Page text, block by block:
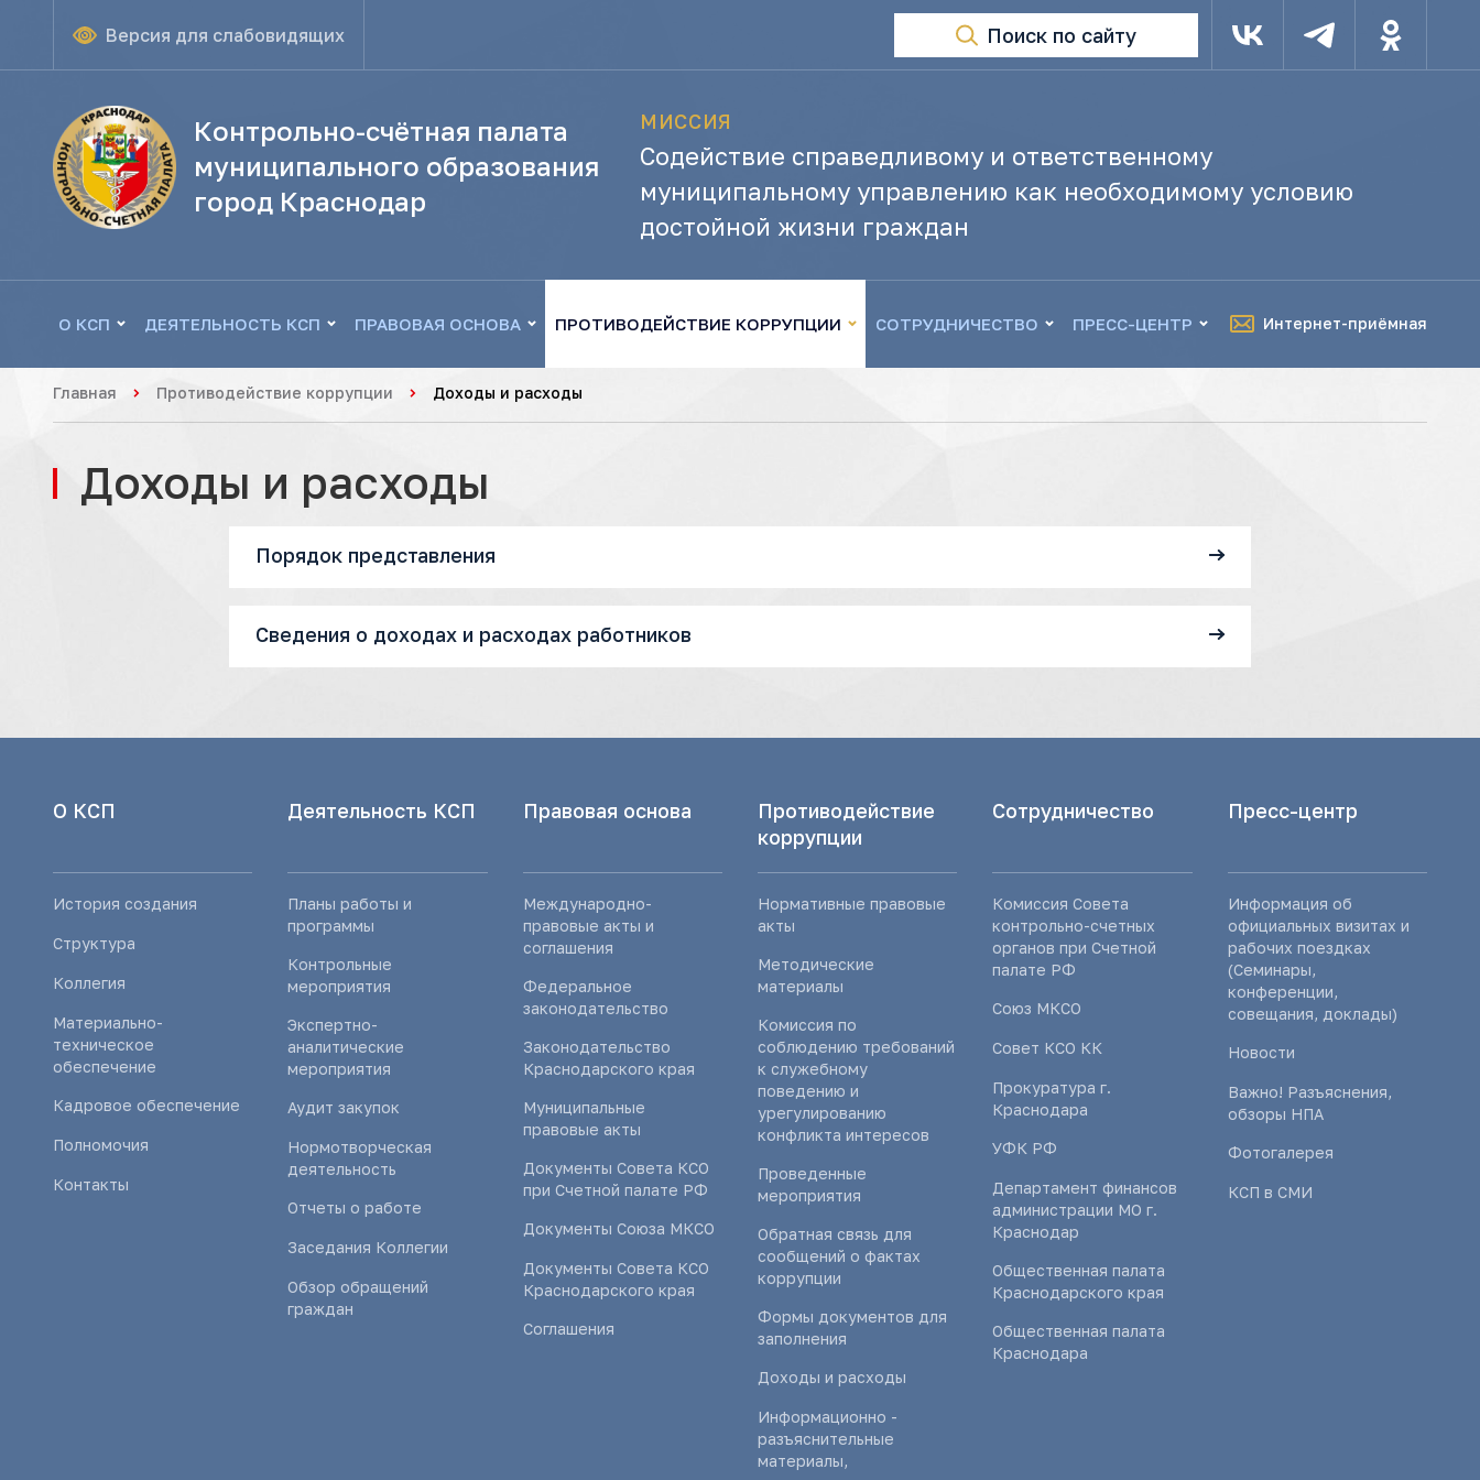
Версия для слабовидящих Поиск по сайту
Контрольно-счётная палата
муниципального образования
город Краснодар
МИССИЯ
Содействие справедливому и ответственному
муниципальному управлению как необходимому условию
достойной жизни граждан
О КСП ДЕЯТЕЛЬНОСТЬ КСП ПРАВОВАЯ ОСНОВА ПРОТИВОДЕЙСТВИЕ КОРРУПЦИИ СОТРУДНИЧЕСТВО ПРЕСС-ЦЕНТР Интернет-приёмная
Главная Противодействие коррупции Доходы и расходы
Доходы и расходы
Порядок представления
Сведения о доходах и расходах работников
О КСП
История создания
Структура
Коллегия
Материально-
техническое
обеспечение
Кадровое обеспечение
Полномочия
Контакты
Деятельность КСП
Планы работы и
программы
Контрольные
мероприятия
Экспертно-
аналитические
мероприятия
Аудит закупок
Нормотворческая
деятельность
Отчеты о работе
Заседания Коллегии
Обзор обращений
граждан
Правовая основа
Международно-
правовые акты и
соглашения
Федеральное
законодательство
Законодательство
Краснодарского края
Муниципальные
правовые акты
Документы Совета КСО
при Счетной палате РФ
Документы Союза МКСО
Документы Совета КСО
Краснодарского края
Соглашения
Противодействие
коррупции
Нормативные правовые
акты
Методические
материалы
Комиссия по
соблюдению требований
к служебному
поведению и
урегулированию
конфликта интересов
Проведенные
мероприятия
Обратная связь для
сообщений о фактах
коррупции
Формы документов для
заполнения
Доходы и расходы
Информационно -
разъяснительные
материалы,
Сотрудничество
Комиссия Совета
контрольно-счетных
органов при Счетной
палате РФ
Союз МКСО
Совет КСО КК
Прокуратура г.
Краснодара
УФК РФ
Департамент финансов
администрации МО г.
Краснодар
Общественная палата
Краснодарского края
Общественная палата
Краснодара
Пресс-центр
Информация об
официальных визитах и
рабочих поездках
(Семинары,
конференции,
совещания, доклады)
Новости
Важно! Разъяснения,
обзоры НПА
Фотогалерея
КСП в СМИ